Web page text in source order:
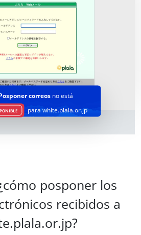
correos no está
para white.plala.or.jp
posponer los
recibidos a